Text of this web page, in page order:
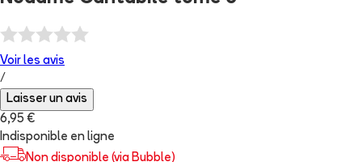
Voir les avis
/
Laisser un avis
6,95 €
Indisponible en ligne
Non disponible (via Bubble)